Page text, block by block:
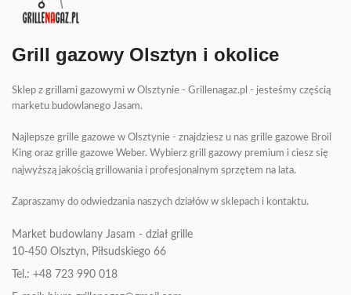
Grill gazowy Olsztyn i okolice
Sklep z grillami gazowymi w Olsztynie - Grillenagaz.pl - jesteśmy częścią
marketu budowlanego Jasam.
Najlepsze grille gazowe w Olsztynie - znajdziesz u nas grille gazowe Broil
King oraz grille gazowe Weber. Wybierz grill gazowy premium i ciesz się
najwyższą jakością grillowania i profesjonalnym sprzętem na lata.
Zapraszamy do odwiedzania naszych działów w sklepach i kontaktu.
Market budowlany Jasam - dział grille
10-450 Olsztyn, Piłsudskiego 66
Tel.: +48 723 990 018